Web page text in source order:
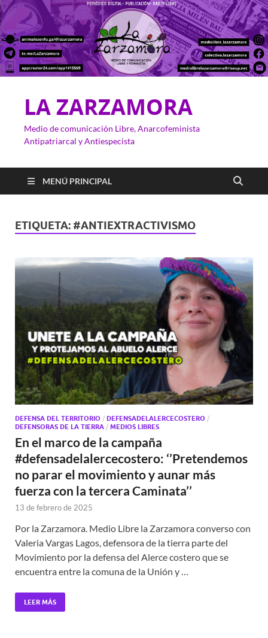
LA ZARZAMORA
Medio de comunicación Libre, Anarcofeminista
Antipatriarcal y Antiespecista
MENÚ PRINCIPAL
ETIQUETA: #ANTIEXTRACTIVISMO
DEFENSA DEL TERRITORIO / DEFENSADELALERCECOSTERO /
DEFENSORAS DE LA TIERRA / MEDIOS LIBRES
En el marco de la campaña
#defensadelalercecostero: ‘’Pretendemos
no parar el movimiento y aunar más
fuerza con la tercera Caminata’’
13 de febrero de 2025
Por la Zarzamora. Medio Libre la Zarzamora converso con
Valeria Vargas Lagos, defensora de la tierra parte del
Movimiento por la defensa del Alerce costero que se
encuentra entre la comuna de la Unión y …
LEER MÁS